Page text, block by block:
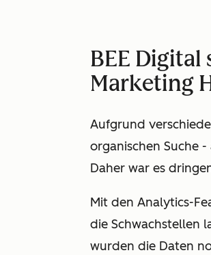
BEE
Marketing
Aufgrund
organischen Suche
Daher war es
Mit den Analytics-
die Schwachstellen
wurden die Daten